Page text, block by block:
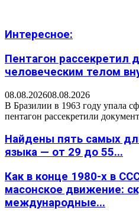
Интересное:
Пентагон рассекретил
человеческим телом
08.08.202608.08.2026
В Бразилии в 1963 году упала
пентагон рассекретили
Найдены пять самых
языка — от 29 до 55...
Как в конце 1980-х в
масонское движение:
международные...